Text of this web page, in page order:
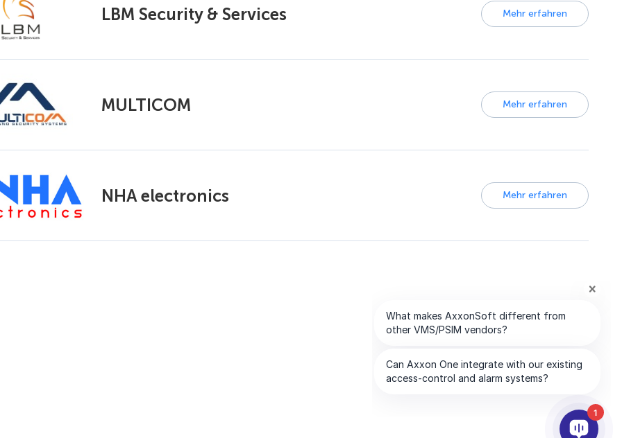
LBM Security & Services Mehr erfahren
MULTICOM Mehr erfahren
NHA electronics Mehr erfahren
1